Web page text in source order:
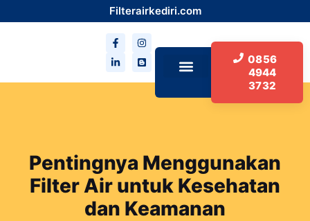
Filterairkediri.com
0856
4944
3732
Pentingnya Menggunakan
Filter Air untuk Kesehatan
dan Keamanan